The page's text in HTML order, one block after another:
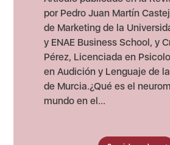
por Pedro Juan Martín
de Marketing de la
y ENAE Business School, y
Pérez, Licenciada en
en Audición y Lenguaje de
de Murcia.¿Qué es el
mundo en el...